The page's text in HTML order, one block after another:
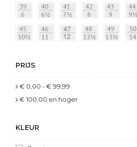
PRIJS
€ 0,00 -€ 99,99
€ 100,00 en hoger
KLEUR